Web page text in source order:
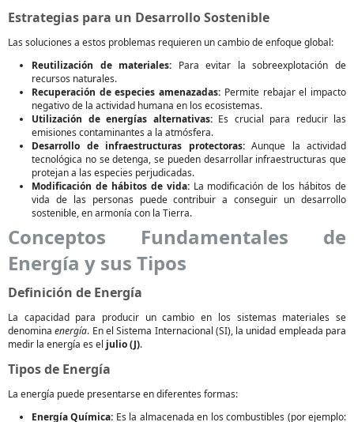
Estrategias para un Desarrollo Sostenible
Las soluciones a estos problemas requieren un cambio de enfoque global:
Reutilización de materiales: Para evitar la sobreexplotación de
recursos naturales.
Recuperación de especies amenazadas: Permite rebajar el impacto
negativo de la actividad humana en los ecosistemas.
Utilización de energías alternativas:Es crucial para reducir las
emisiones contaminantes a la atmósfera.
Desarrollo de infraestructuras protectoras:Aunque la actividad
tecnológica no se detenga, se pueden desarrollar infraestructuras que
protejan a las especies perjudicadas.
Modificación de hábitos de vida:La modificación de los hábitos de
vida de las personas puede contribuir a conseguir un desarrollo
sostenible, en armonía con la Tierra.
Conceptos Fundamentales de
Energía y sus Tipos
Definición de Energía
La capacidad para producir un cambio en los sistemas materiales se
denominaenergía. En el Sistema Internacional (SI), la unidad empleada para
medir la energía es el julio (J).
Tipos de Energía
La energía puede presentarse en diferentes formas:
Energía Química: Es la almacenada en los combustibles (por ejemplo: